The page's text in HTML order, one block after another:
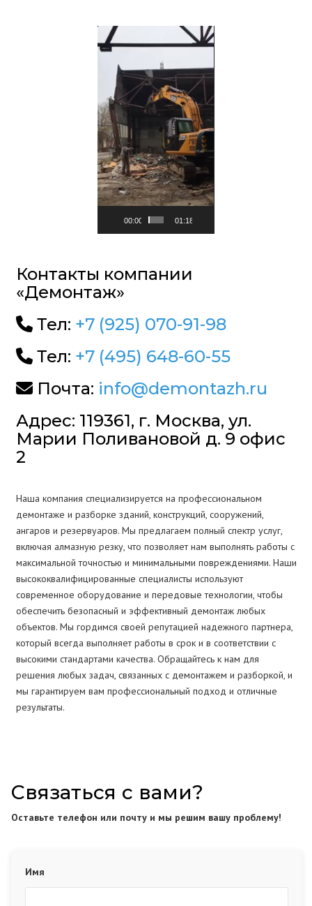
Видеоплеер
00:00 01:18
Контакты компании
«Демонтаж»
Тел: +7 (925) 070-91-98
Тел: +7 (495) 648-60-55
Почта: info@demontazh.ru
Адрес: 119361, г. Москва, ул.
Марии Поливановой д. 9 офис
2
Наша компания специализируется на профессиональном
демонтаже и разборке зданий, конструкций, сооружений,
ангаров и резервуаров. Мы предлагаем полный спектр услуг,
включая алмазную резку, что позволяет нам выполнять работы с
максимальной точностью и минимальными повреждениями. Наши
высококвалифицированные специалисты используют
современное оборудование и передовые технологии, чтобы
обеспечить безопасный и эффективный демонтаж любых
объектов. Мы гордимся своей репутацией надежного партнера,
который всегда выполняет работы в срок и в соответствии с
высокими стандартами качества. Обращайтесь к нам для
решения любых задач, связанных с демонтажем и разборкой, и
мы гарантируем вам профессиональный подход и отличные
результаты.
Связаться с вами?
Оставьте телефон или почту и мы решим вашу проблему!
Имя